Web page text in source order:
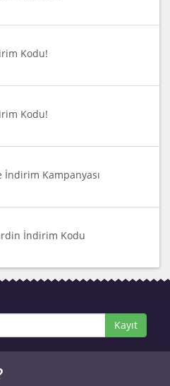
Kodu!
Kodu!
İndirim Kampanyası
İndirim Kodu
Kayıt